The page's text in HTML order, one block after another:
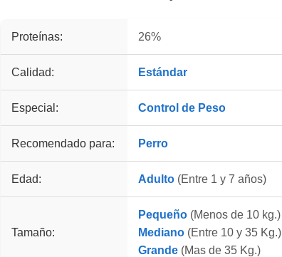
Proteínas: 26%
Calidad: Estándar
Especial: Control de Peso
Recomendado para: Perro
Edad: Adulto (Entre 1 y 7 años)
Tamaño:
Pequeño (Menos de 10 kg.)
Mediano (Entre 10 y 35 Kg.)
Grande (Mas de 35 Kg.)